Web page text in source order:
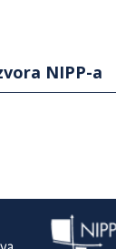
NIPP-a